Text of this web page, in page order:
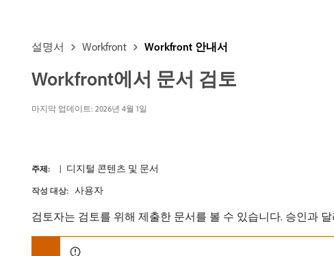
설명서 Workfront Workfront 안내서
Workfront에서 문서 검토
마지막 업데이트: 2026년 4월 1일
주제: 디지털 콘텐츠 및 문서
작성 대상: 사용자
검토자는 검토를 위해 제출한 문서를 볼 수 있습니다. 승인과